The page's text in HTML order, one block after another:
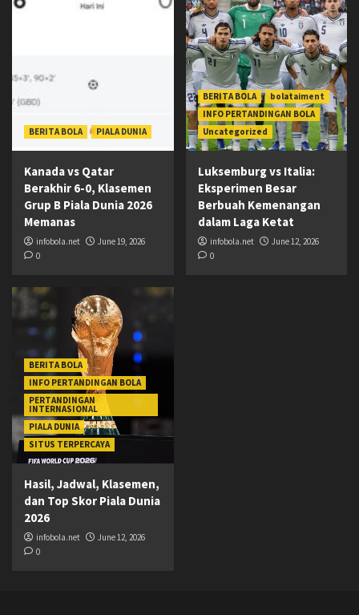
BERITA BOLA PIALA DUNIA
Kanada vs Qatar
Berakhir 6-0, Klasemen
Grup B Piala Dunia 2026
Memanas
infobola.net
June 19, 2026
0
BERITA BOLA
bolataiment
INFO PERTANDINGAN BOLA
Uncategorized
Luksemburg vs Italia:
Eksperimen Besar
Berbuah Kemenangan
dalam Laga Ketat
infobola.net
June 12, 2026
0
BERITA BOLA
INFO PERTANDINGAN BOLA
PERTANDINGAN
INTERNASIONAL
PIALA DUNIA
SITUS TERPERCAYA
Hasil, Jadwal, Klasemen,
dan Top Skor Piala Dunia
2026
infobola.net
June 12, 2026
0